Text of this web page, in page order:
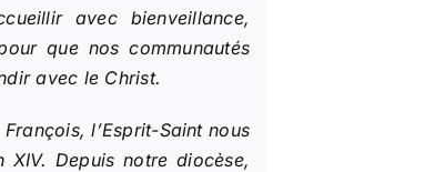
avec bienveillance,
que nos communautés
avec le Christ.
l’Esprit-Saint nous
Depuis notre diocèse,